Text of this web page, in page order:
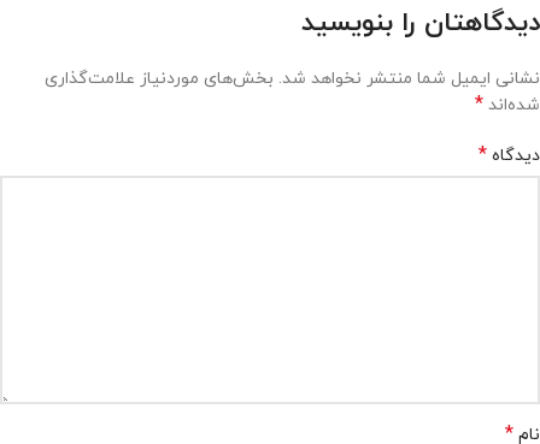
دیدگاهتان را بنویسید
نشانی ایمیل شما منتشر نخواهد شد. بخش‌های موردنیاز علامت‌گذاری
شده‌اند *
دیدگاه *
نام *